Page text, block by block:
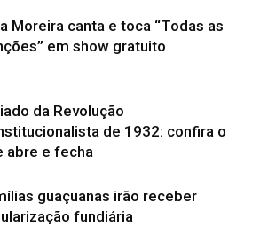
Moreira canta e toca “Todas as
em show gratuito
da Revolução
de 1932: confira o
abre e fecha
guaçuanas irão receber
fundiária